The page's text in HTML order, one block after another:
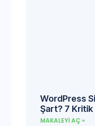
WordPress
Şart? 7 Kritik
MAKALEYI AÇ »